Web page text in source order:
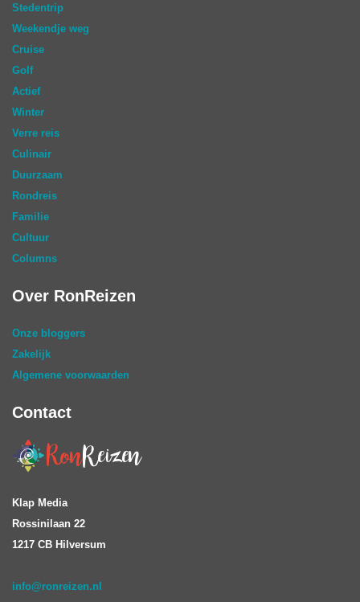
Stedentrip
Weekendje weg
Cruise
Golf
Actief
Winter
Verre reis
Culinair
Duurzaam
Rondreis
Familie
Cultuur
Columns
Over RonReizen
Onze bloggers
Zakelijk
Algemene voorwaarden
Contact
Klap Media
Rossinilaan 22
1217 CB Hilversum
info@ronreizen.nl